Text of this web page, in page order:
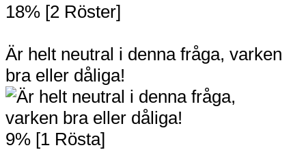
18% [2 Röster]
Är helt neutral i denna fråga, varken
bra eller dåliga!
9% [1 Rösta]